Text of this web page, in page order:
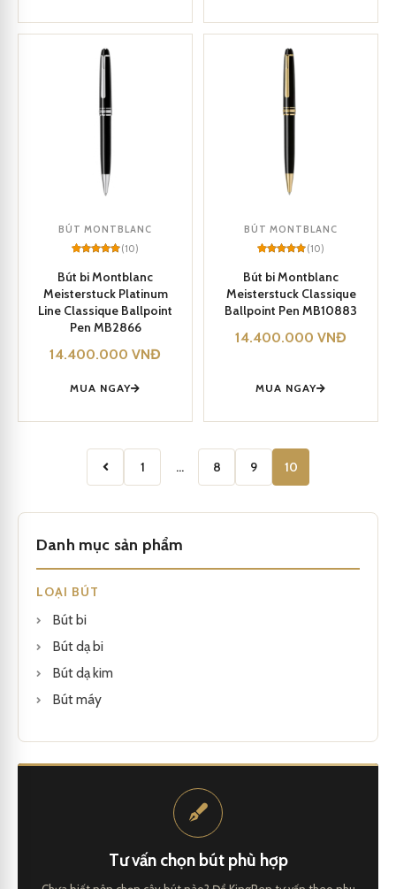
BÚT MONTBLANC
out of 5
based on
customer
(10)
Bút bi Montblanc
Meisterstuck Platinum
Line Classique Ballpoint
Pen MB2866
14.400.000 VNĐ
MUA NGAY
BÚT MONTBLANC
out of 5
based on
customer
(10)
Bút bi Montblanc
Meisterstuck Classique
Ballpoint Pen MB10883
14.400.000 VNĐ
MUA NGAY
1 … 8 9 10
Danh mục sản phẩm
LOẠI BÚT
Bút bi
Bút dạ bi
Bút dạ kim
Bút máy
Tư vấn chọn bút phù hợp